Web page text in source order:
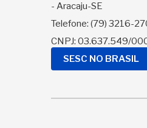
- Aracaju-SE
Telefone: (79) 3216-
CNPJ: 03.637.549/
SESC NO BRASIL